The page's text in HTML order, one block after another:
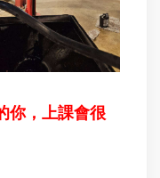
你，上課會很